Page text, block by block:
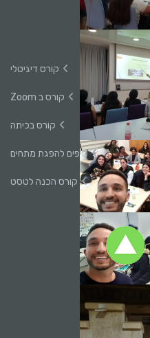
קורס דיגיטלי
קורס ב Zoom
קורס בכיתה
טיפים להפגת מתחים
קורס הכנה לטסט